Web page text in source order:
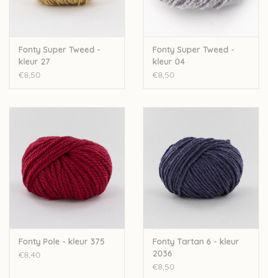
Fonty Super Tweed -
kleur 27
€8,50
Fonty Super Tweed -
kleur 04
€8,50
Fonty Pole - kleur 375
€8,40
Fonty Tartan 6 - kleur
2036
€8,50